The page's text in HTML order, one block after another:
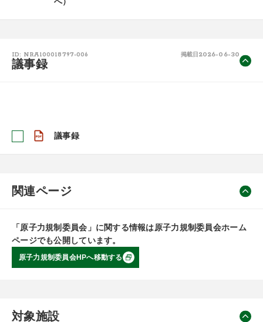
ID: NRA100018797-006 掲載日 2026-06-30
議事録
議事録
関連ページ
「原子力規制委員会」に関する情報は原子力規制委員会ホーム
ページでも公開しています。
原子力規制委員会HPへ移動する
対象施設